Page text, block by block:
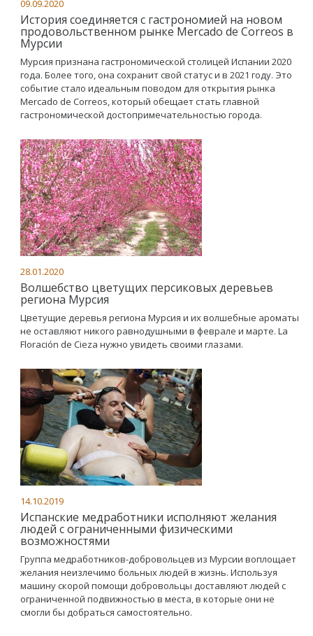
09.09.2020
История соединяется с гастрономией на новом
продовольственном рынке Mercado de Correos в
Мурсии
Мурсия признана гастрономической столицей Испании 2020
года. Более того, она сохранит свой статус и в 2021 году. Это
событие стало идеальным поводом для открытия рынка
Mercado de Correos, который обещает стать главной
гастрономической достопримечательностью города.
28.01.2020
Волшебство цветущих персиковых деревьев
региона Мурсия
Цветущие деревья региона Мурсия и их волшебные ароматы
не оставляют никого равнодушными в феврале и марте. La
Floración de Cieza нужно увидеть своими глазами.
14.10.2019
Испанские медработники исполняют желания
людей с ограниченными физическими
возможностями
Группа медработников-добровольцев из Мурсии воплощает
желания неизлечимо больных людей в жизнь. Используя
машину скорой помощи добровольцы доставляют людей с
ограниченной подвижностью в места, в которые они не
смогли бы добраться самостоятельно.